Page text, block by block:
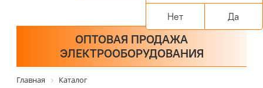
ОПТОВАЯ ПРОДАЖА
ЭЛЕКТРООБОРУДОВАНИЯ
Главная
Каталог
Нет Да